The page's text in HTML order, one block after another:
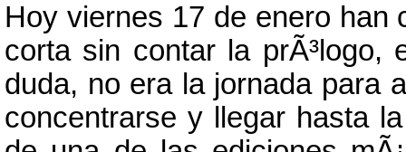
Hoy viernes 17 de enero han
corta sin contar la prÃ³logo,
duda, no era la jornada para
concentrarse y llegar hasta